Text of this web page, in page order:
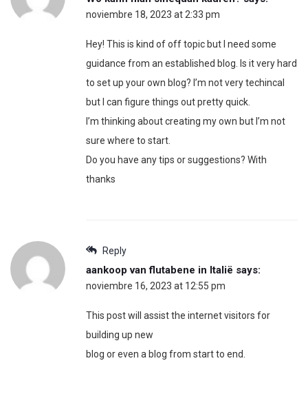
noviembre 18, 2023 at 2:33 pm
Hey! This is kind of off topic but I need some
guidance from an established blog. Is it very hard
to set up your own blog? I’m not very techincal
but I can figure things out pretty quick.
I’m thinking about creating my own but I’m not
sure where to start.
Do you have any tips or suggestions? With
thanks
Reply
aankoop van flutabene in Italië says:
noviembre 16, 2023 at 12:55 pm
This post will assist the internet visitors for
building up new
blog or even a blog from start to end.